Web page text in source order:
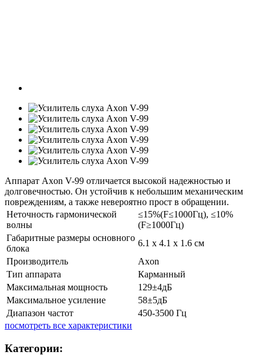
​Аппарат Axon V-99 отличается высокой надежностью и
долговечностью. Он устойчив к небольшим механическим
повреждениям, а также невероятно прост в обращении.
Неточность гармонической
волны
≤15%(F≤1000Гц), ≤10%
(F≥1000Гц)
Габаритные размеры основного
блока
6.1 x 4.1 x 1.6 см
Производитель
Axon
Тип аппарата
Карманный
Максимальная мощность
129±4дБ
Максимальное усиление
58±5дБ
Диапазон частот
450-3500 Гц
посмотреть все характеристики
Категории: